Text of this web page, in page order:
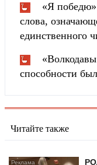
«Я
слова,
единственного
способности
Читайте также